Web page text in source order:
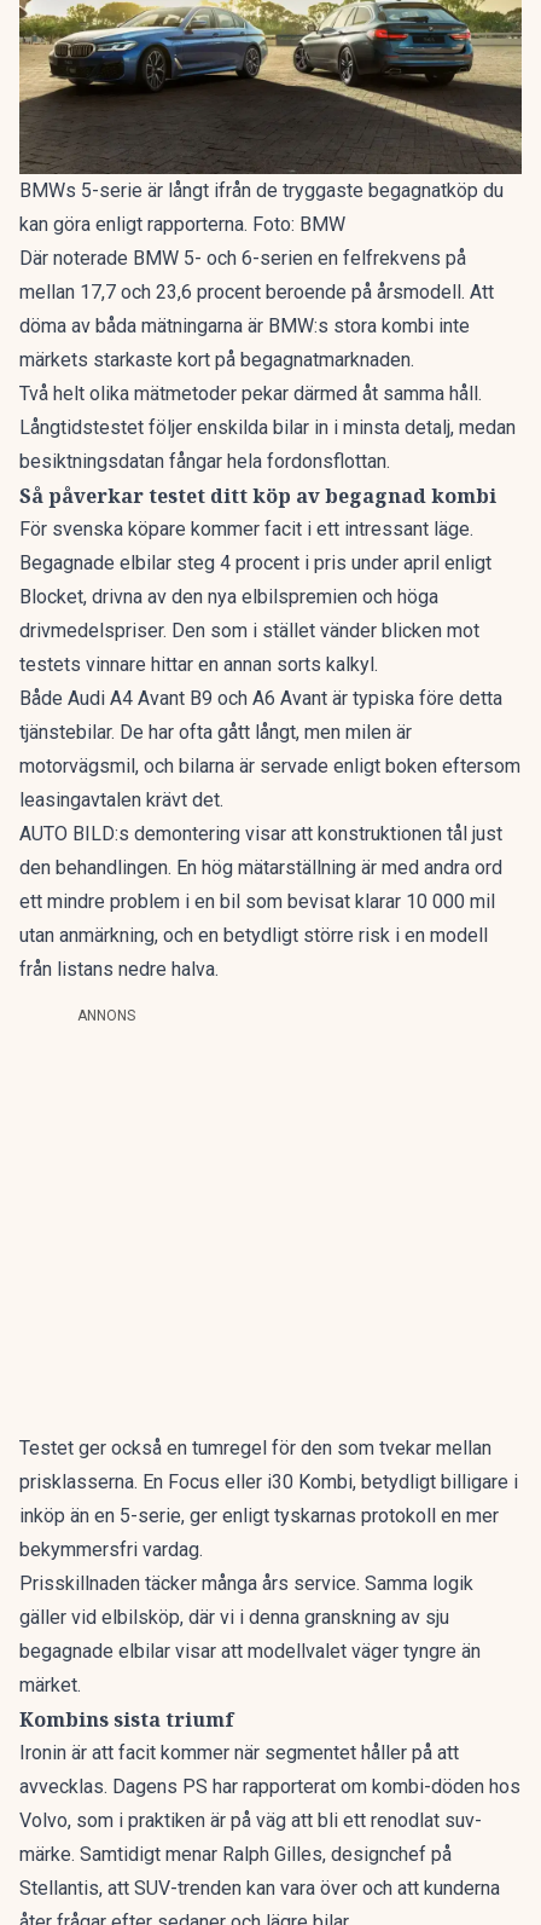
BMWs 5-serie är långt ifrån de tryggaste begagnatköp du
kan göra enligt rapporterna. Foto: BMW
Där noterade BMW 5- och 6-serien en felfrekvens på
mellan 17,7 och 23,6 procent beroende på årsmodell. Att
döma av båda mätningarna är BMW:s stora kombi inte
märkets starkaste kort på begagnatmarknaden.
Två helt olika mätmetoder pekar därmed åt samma håll.
Långtidstestet följer enskilda bilar in i minsta detalj, medan
besiktningsdatan fångar hela fordonsflottan.
Så påverkar testet ditt köp av begagnad kombi
För svenska köpare kommer facit i ett intressant läge.
Begagnade elbilar steg 4 procent i pris under april enligt
Blocket, drivna av den nya elbilspremien och höga
drivmedelspriser. Den som i stället vänder blicken mot
testets vinnare hittar en annan sorts kalkyl.
Både Audi A4 Avant B9 och A6 Avant är typiska före detta
tjänstebilar. De har ofta gått långt, men milen är
motorvägsmil, och bilarna är servade enligt boken eftersom
leasingavtalen krävt det.
AUTO BILD:s demontering visar att konstruktionen tål just
den behandlingen. En hög mätarställning är med andra ord
ett mindre problem i en bil som bevisat klarar 10 000 mil
utan anmärkning, och en betydligt större risk i en modell
från listans nedre halva.
ANNONS
Testet ger också en tumregel för den som tvekar mellan
prisklasserna. En Focus eller i30 Kombi, betydligt billigare i
inköp än en 5-serie, ger enligt tyskarnas protokoll en mer
bekymmersfri vardag.
Prisskillnaden täcker många års service. Samma logik
gäller vid elbilsköp, där vi i denna granskning av sju
begagnade elbilar visar att modellvalet väger tyngre än
märket.
Kombins sista triumf
Ironin är att facit kommer när segmentet håller på att
avvecklas. Dagens PS har rapporterat om kombi-döden hos
Volvo, som i praktiken är på väg att bli ett renodlat suv-
märke. Samtidigt menar Ralph Gilles, designchef på
Stellantis, att SUV-trenden kan vara över och att kunderna